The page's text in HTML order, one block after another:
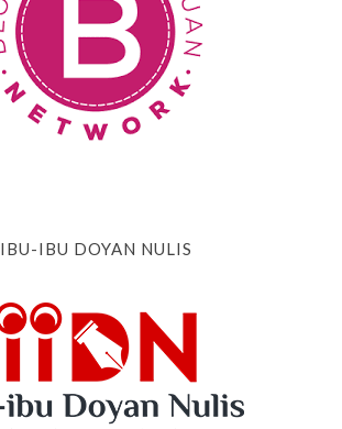
IBU-IBU DOYAN NULIS